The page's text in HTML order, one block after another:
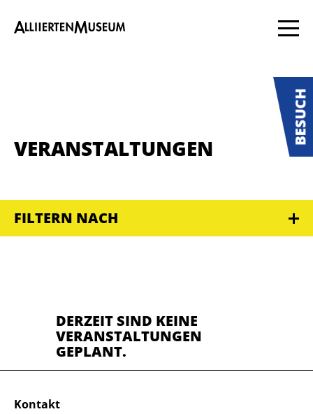
VERANSTALTUNGEN
FILTERN NACH
DERZEIT SIND KEINE
VERANSTALTUNGEN
GEPLANT.
Kontakt